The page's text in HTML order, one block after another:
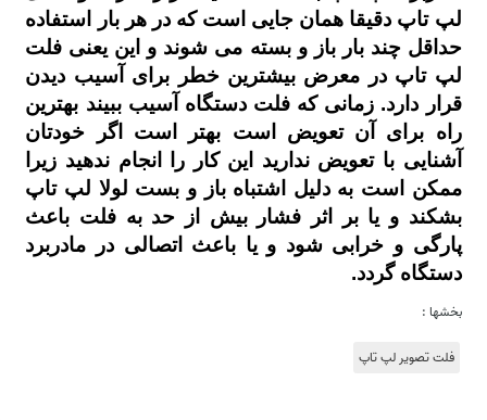
لپ تاپ دقیقا همان جایی است که در هر بار استفاده
حداقل چند بار باز و بسته می شوند و این یعنی فلت
لپ تاپ در معرض بیشترین خطر برای آسیب دیدن
قرار دارد. زمانی که فلت دستگاه آسیب ببیند بهترین
راه برای آن تعویض است بهتر است اگر خودتان
آشنایی با تعویض ندارید این کار را انجام ندهید زیرا
ممکن است به دلیل اشتباه باز و بست لولا لپ تاپ
بشکند و یا بر اثر فشار بیش از حد به فلت باعث
پارگی و خرابی شود و یا باعث اتصالی در مادربرد
دستگاه گردد.
بخشها :
فلت تصویر لپ تاپ